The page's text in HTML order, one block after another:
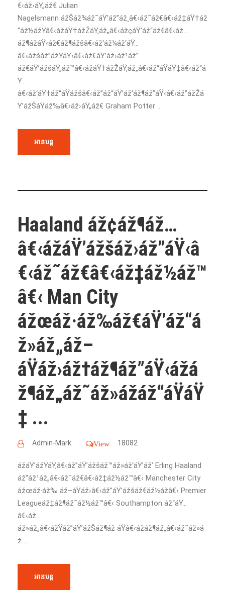
€‹áž›áŸ„áž€ Julian
Nagelsmann ážŠáž¾áž˜áŸ’áž”áž¸â€‹áž˜áž€â€‹áž‡áŸ†áž
“áž½ážŸâ€‹ážáŸ†ážŽáŸ‚áž„â€‹áž¢áŸ’áž“áž€â€‹áž…
áž¶ážáŸ‹áž€áž¶ážšâ€‹áž‘áž¼áž‘áŸ…
â€‹ážšáž”ážŸáŸ‹â€‹áž€áŸ’áž›áž¹áž”
áž€áŸ’ážšáŸ„áž™â€‹ážáŸ†ážŽáŸ‚áž„â€‹áž“áŸáŸ‡â€‹áž“á
Ÿ…
â€‹áž‘áŸ†áž“áŸážšâ€‹áž”áž“áŸ’áž‘áž¶áž”áŸ‹â€‹áž”ážŽá
Ÿ’ážŠáŸáž‰â€‹áž›áŸ„áž€ Graham Potter ...
អានបន្ត
Haaland áž¢áž¶áž…
â€‹ážáŸ’ážšáž›áž”áŸ‹â
€‹áž˜áž€â€‹áž‡áž½áž™
â€‹ Man City
ážœáž·áž‰áž€áŸ’áž“á
ž»áž„áž–
áŸáž›áž†áž¶áž”áŸ‹ážá
ž¶áž„áž˜áž»ážáž“áŸáŸ
‡ ...
Admin-Mark View 18082
ážáŸ’ážŸáŸ‚â€‹áž”áŸ’ážšáž™áž»áž‘áŸ’áž’ Erling Haaland
áž“áž¹áž„â€‹áž˜áž€â€‹áž‡áž½áž™â€‹ Manchester City
ážœáž·áž‰ áž–áŸáž›â€‹áž”áŸ’ážšáž€áž½ážâ€‹ Premier
Leagueáž‡áž¶áž˜áž½áž™â€‹ Southampton áž“áŸ…
â€‹áž…
áž»áž„â€‹ážŸáž”áŸ’ážŠáž¶áž áŸâ€‹ážáž¶áž„â€‹áž˜áž»á
ž ...
អានបន្ត